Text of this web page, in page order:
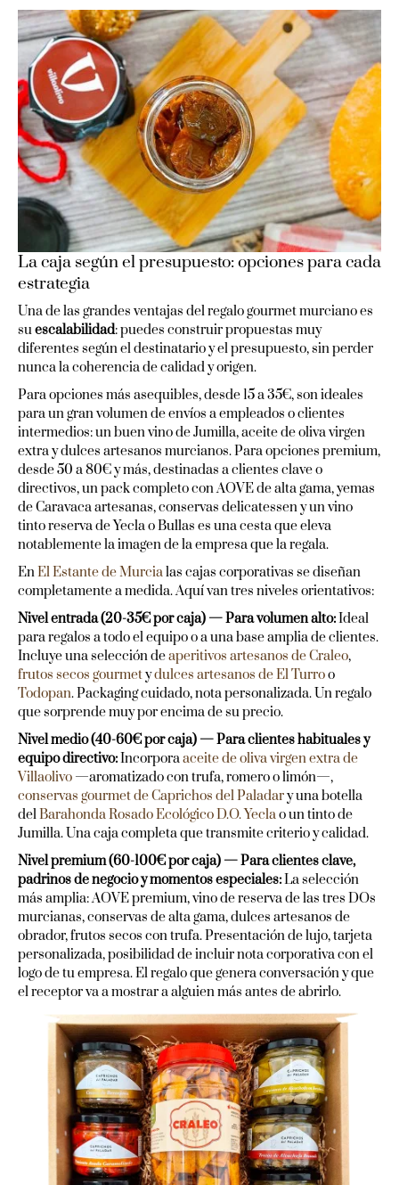
La caja según el presupuesto: opciones para cada
estrategia
Una de las grandes ventajas del regalo gourmet murciano es
suescalabilidad: puedes construir propuestas muy
diferentes según el destinatario y el presupuesto, sin perder
nunca la coherencia de calidad y origen.
Para opciones más asequibles, desde 15 a 35€, son ideales
para un gran volumen de envíos a empleados o clientes
intermedios: un buen vino de Jumilla, aceite de oliva virgen
extra y dulces artesanos murcianos. Para opciones premium,
desde 50 a 80€ y más, destinadas a clientes clave o
directivos, un pack completo con AOVE de alta gama, yemas
de Caravaca artesanas, conservas delicatessen y un vino
tinto reserva de Yecla o Bullas es una cesta que eleva
notablemente la imagen de la empresa que la regala.
EnEl Estante de Murcialas cajas corporativas se diseñan
completamente a medida. Aquí van tres niveles orientativos:
Nivel entrada (20-35€ por caja) — Para volumen alto:Ideal
para regalos a todo el equipo o a una base amplia de clientes.
Incluye una selección deaperitivos artesanos de Craleo,
frutos secos gourmetydulces artesanos de El Turroo
Todopan. Packaging cuidado, nota personalizada. Un regalo
que sorprende muy por encima de su precio.
Nivel medio (40-60€ por caja) — Para clientes habituales y
equipo directivo:Incorporaaceite de oliva virgen extra de
Villaolivo —aromatizado con trufa, romero o limón—,
conservas gourmet de Caprichos del Paladary una botella
delBarahonda Rosado Ecológico D.O. Yeclao un tinto de
Jumilla. Una caja completa que transmite criterio y calidad.
Nivel premium (60-100€ por caja) — Para clientes clave,
padrinos de negocio y momentos especiales:La selección
más amplia: AOVE premium, vino de reserva de las tres DOs
murcianas, conservas de alta gama, dulces artesanos de
obrador, frutos secos con trufa. Presentación de lujo, tarjeta
personalizada, posibilidad de incluir nota corporativa con el
logo de tu empresa. El regalo que genera conversación y que
el receptor va a mostrar a alguien más antes de abrirlo.